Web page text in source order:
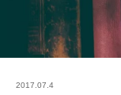
2017.07.4